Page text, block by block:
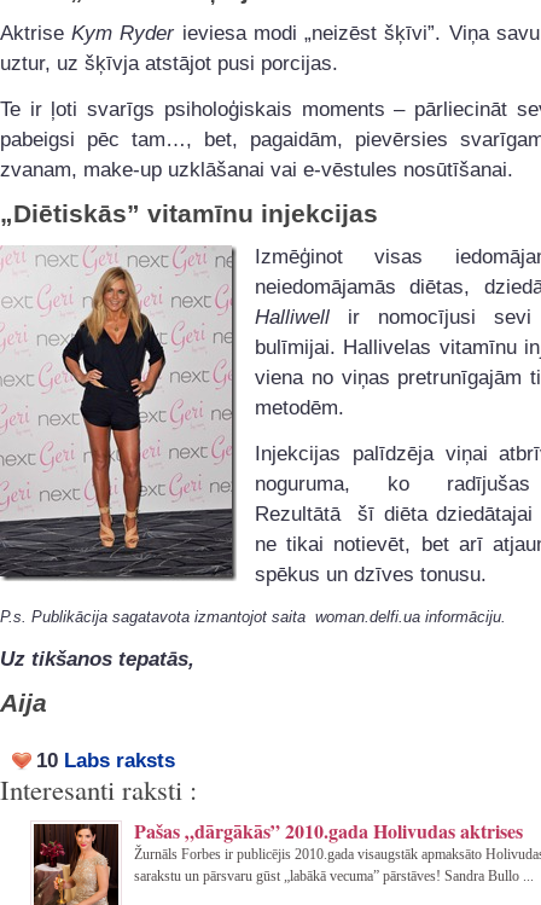
AktriseKym Ryderieviesa modi „neizēst šķīvi”. Viņa
uztur, uz šķīvja atstājot pusi porcijas.
Te ir ļoti svarīgs psiholoģiskais moments – pārliecināt
pabeigsi pēc tam…, bet, pagaidām, pievērsies
zvanam, make-up uzklāšanai vai e-vēstules nosūtīšanai.
„Diētiskās” vitamīnu injekcijas
Izmēģinot visas
neiedomājamās diētas,
Halliwell ir nomocījusi
bulīmijai. Hallivelas vitamīnu
viena no viņas pretrunīgajām
metodēm.
Injekcijas palīdzēja viņai
noguruma, ko
Rezultātā šī diēta dziedātajai
ne tikai notievēt, bet arī
spēkus un dzīves tonusu.
P.s. Publikācija sagatavota izmantojot saita woman.delfi.ua informāciju.
Uz tikšanos tepatās,
Aija
10 Labs raksts
Interesanti raksti :
Pašas „dārgākās” 2010.gada Holivudas aktrises
Žurnāls Forbes ir publicējis 2010.gada visaugstāk apmaksāto
sarakstu un pārsvaru gūst „labākā vecuma” pārstāves! Sandra Bullo ...